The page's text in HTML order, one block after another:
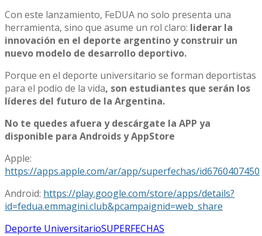
Con este lanzamiento, FeDUA no solo presenta una
herramienta, sino que asume un rol claro: liderar la
innovación en el deporte argentino y construir un
nuevo modelo de desarrollo deportivo.
Porque en el deporte universitario se forman deportistas
para el podio de la vida, son estudiantes que serán los
líderes del futuro de la Argentina.
No te quedes afuera y descárgate la APP ya
disponible para Androids y AppStore
Apple:
https://apps.apple.com/ar/app/superfechas/id6760407450
Android: https://play.google.com/store/apps/details?
id=fedua.emmagini.club&pcampaignid=web_share
Deporte UniversitarioSUPERFECHAS